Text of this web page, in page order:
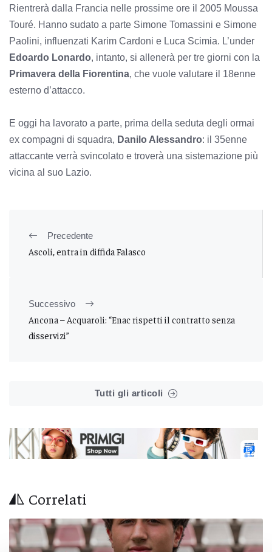
Rientrerà dalla Francia nelle prossime ore il 2005 Moussa
Touré. Hanno sudato a parte Simone Tomassini e Simone
Paolini, influenzati Karim Cardoni e Luca Scimia. L’under
Edoardo Lonardo, intanto, si allenerà per tre giorni con la
Primavera della Fiorentina, che vuole valutare il 18enne
esterno d’attacco.
E oggi ha lavorato a parte, prima della seduta degli ormai
ex compagni di squadra, Danilo Alessandro: il 35enne
attaccante verrà svincolato e troverà una sistemazione più
vicina al suo Lazio.
Precedente
Ascoli, entra in diffida Falasco
Successivo
Ancona – Acquaroli: “Enac rispetti il contratto senza
disservizi”
Tutti gli articoli
Correlati